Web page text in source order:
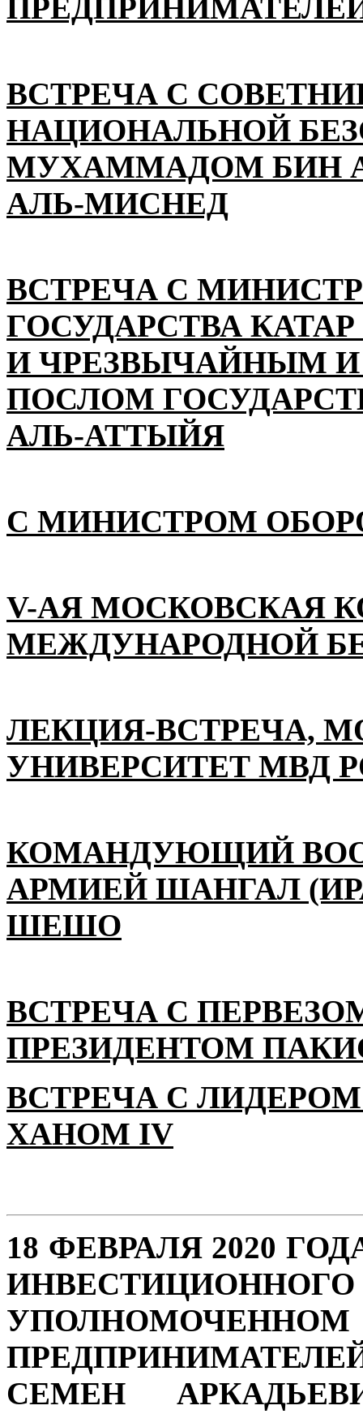
ВСТРЕЧА С
НАЦИОНАЛЬНОЙ
МУХАММАДОМ БИН
АЛЬ-МИСНЕД
ВСТРЕЧА С
ГОСУДАРСТВА
И ЧРЕЗВЫЧАЙНЫМ
ПОСЛОМ
АЛЬ-АТТЫЙЯ
С МИНИСТРОМ
V-АЯ МОСКОВСКАЯ
МЕЖДУНАРОДНОЙ
ЛЕКЦИЯ-ВСТРЕЧА,
УНИВЕРСИТЕТ МВД
КОМАНДУЮЩИЙ
АРМИЕЙ ШАНГАЛ
ШЕШО
ВСТРЕЧА С
ПРЕЗИДЕНТОМ
ВСТРЕЧА С
ХАНОМ IV
18 ФЕВРАЛЯ 2020
СЕМЕН